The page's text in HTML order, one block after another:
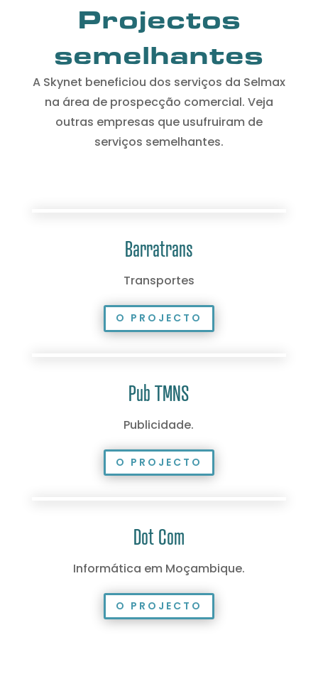
Projectos
semelhantes
A Skynet beneficiou dos serviços da Selmax
na área de prospecção comercial. Veja
outras empresas que usufruiram de
serviços semelhantes.
Barratrans
Transportes
O PROJECTO
Pub TMNS
Publicidade.
O PROJECTO
Dot Com
Informática em Moçambique.
O PROJECTO